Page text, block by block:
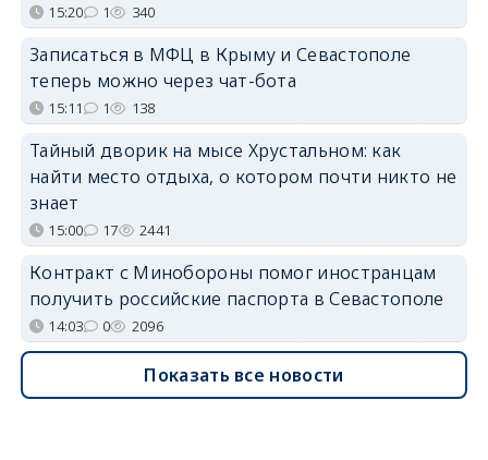
15:20 1 340
Записаться в МФЦ в Крыму и Севастополе
теперь можно через чат-бота
15:11 1 138
Тайный дворик на мысе Хрустальном: как
найти место отдыха, о котором почти никто не
знает
15:00 17 2441
Контракт с Минобороны помог иностранцам
получить российские паспорта в Севастополе
14:03 0 2096
Показать все новости